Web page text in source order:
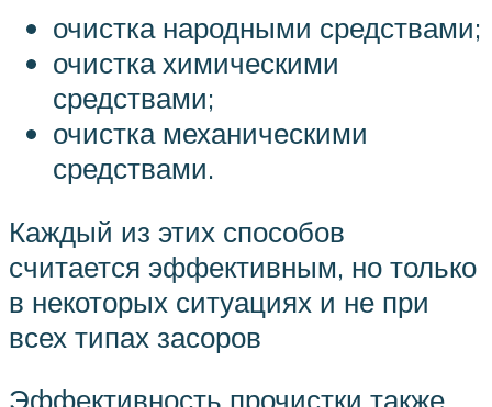
очистка народными средствами;
очистка химическими
средствами;
очистка механическими
средствами.
Каждый из этих способов
считается эффективным, но только
в некоторых ситуациях и не при
всех типах засоров
Эффективность прочистки также